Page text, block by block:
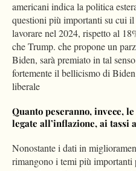
americani indica la politica
questioni più importanti su cui
lavorare nel 2024, rispetto al
che Trump. che propone un
Biden, sarà premiato in tal
fortemente il bellicismo di
liberale
Quanto peseranno, invece,
legate all’inflazione, ai tassi
Nonostante i dati in
rimangono i temi più